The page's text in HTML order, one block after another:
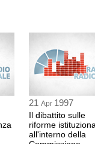
21 Apr 1997
Il dibattito sulle
riforme
all'interno della